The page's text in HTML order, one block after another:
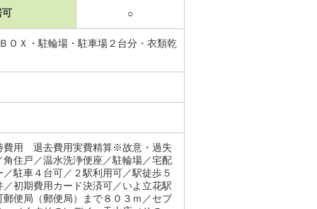
可 ○
ＯＸ・駐輪場・駐車場２台分・衣類乾
費用 退去費用実費精算※故意・過失
住戸／温水洗浄便座／駐輪場／宅配
駐車４台可／２駅利用可／駅徒歩５
初期費用カード決済可／いよ立花駅
便局（郵便局）まで８０３ｍ／セブ